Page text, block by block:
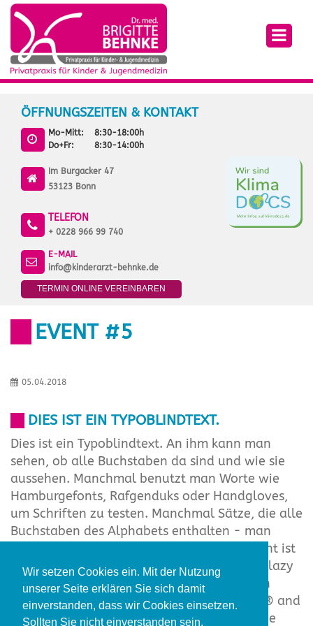
Wir setzen Cookies ein. Mit der Nutzung
unserer Seite erklären Sie sich damit
einverstanden, dass wir Cookies einsetzen.
Sollten Sie nicht einverstanden sein,
ÖFFNUNGSZEITEN & KONTAKT
Mo-Mitt:
8:30-18:00h
Do+Fr:
8:30-14:00h
Im Burgacker 47
53123 Bonn
TELEFON
+ 0228 966 99 740
E-MAIL
info@kinderarzt-behnke.de
TERMIN ONLINE VEREINBAREN
EVENT #5
05.04.2018
DIES IST EIN TYPOBLINDTEXT.
Dies ist ein Typoblindtext. An ihm kann man
sehen, ob alle Buchstaben da sind und wie sie
aussehen. Manchmal benutzt man Worte wie
Hamburgefonts, Rafgenduks oder Handgloves,
um Schriften zu testen. Manchmal Sätze, die alle
Buchstaben des Alphabets enthalten - man
nennt diese Sätze »Pangrams«. Sehr bekannt ist
dieser: The quick brown fox jumps over the lazy
old dog. Oft werden in Typoblindtexte auch
fremdsprachige Satzteile eingebaut (AVAIL® and
Wefox™ are testing aussi la Kerning), um die